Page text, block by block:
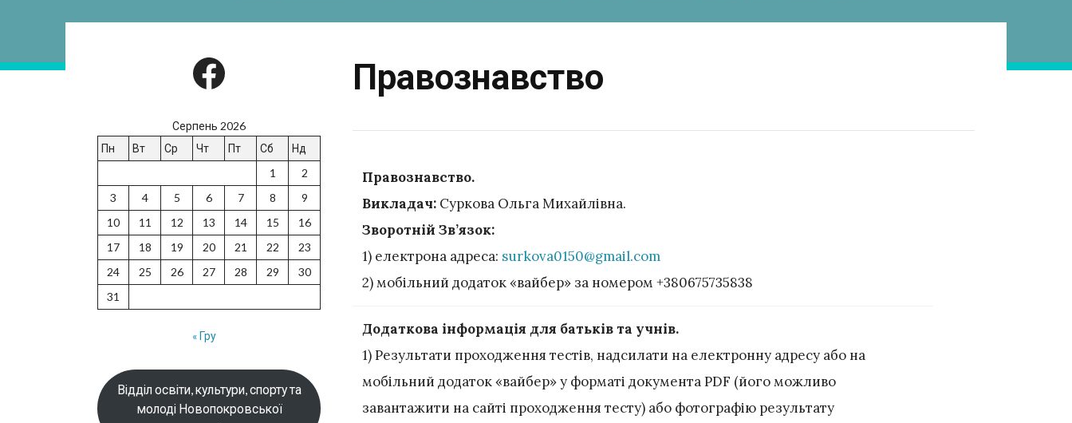
Правознавство
Правознавство.
Викладач: Суркова Ольга Михайлівна.
Зворотній Зв’язок:
1) електрона адреса: surkova0150@gmail.com
2) мобільний додаток «вайбер» за номером +380675735838
Додаткова інформація для батьків та учнів.
1) Результати проходження тестів, надсилати на електронну адресу або на
мобільний додаток «вайбер» у форматі документа PDF (його можливо
завантажити на сайті проходження тесту) або фотографію результату
Facebook
Серпень 2026
Пн
Вт Ср Чт Пт Сб
Нд
1
2
3
4 5 6 7 8
9
10
11 12 13 14 15
16
17
18 19 20 21 22
23
24
25 26 27 28 29
30
31
« Гру
Відділ освіти, культури, спорту та
молоді Новопокровської